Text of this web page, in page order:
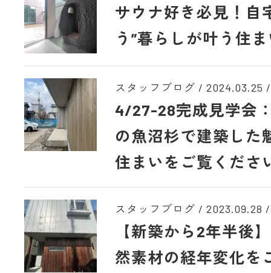
サウナ好き必見！自
う”暮らしが叶う住
スタッフブログ / 2024.03.25 /
4/27-28完成見学会
の魚沼杉で建築した
住まいをご覧くださ
スタッフブログ / 2023.09.28 /
【新築から2年半後
然素材の経年変化を